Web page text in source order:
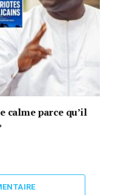
calme parce qu’il